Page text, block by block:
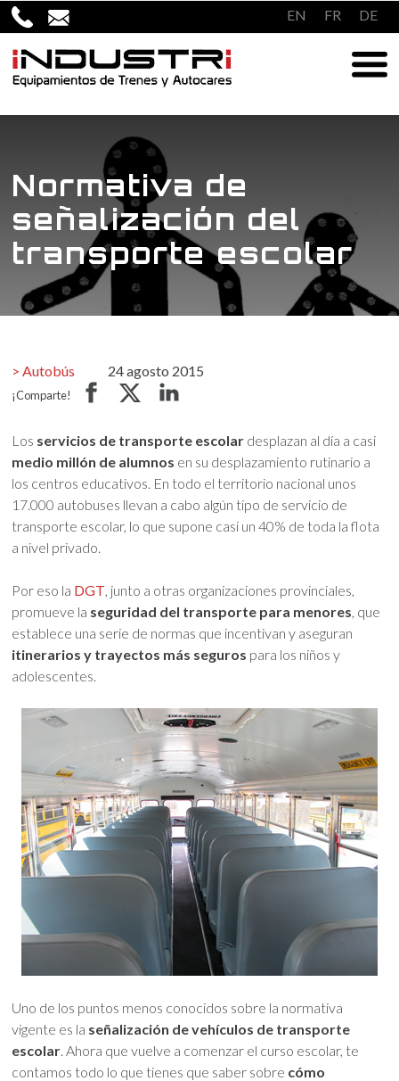
Saltar
al
contenido
EN FR DE
Normativa de
señalización del
transporte escolar
Autobús 24 agosto 2015
¡Comparte!
Los servicios de transporte escolar desplazan al día a casi
medio millón de alumnos en su desplazamiento rutinario a
los centros educativos. En todo el territorio nacional unos
17.000 autobuses llevan a cabo algún tipo de servicio de
transporte escolar, lo que supone casi un 40% de toda la flota
a nivel privado.
Por eso la DGT, junto a otras organizaciones provinciales,
promueve la seguridad del transporte para menores, que
establece una serie de normas que incentivan y aseguran
itinerarios y trayectos más seguros para los niños y
adolescentes.
Uno de los puntos menos conocidos sobre la normativa
vigente es la señalización de vehículos de transporte
escolar. Ahora que vuelve a comenzar el curso escolar, te
contamos todo lo que tienes que saber sobre cómo